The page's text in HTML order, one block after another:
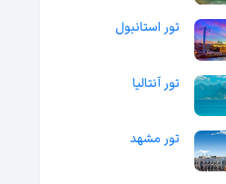
تور استانبول
تور آنتالیا
تور مشهد